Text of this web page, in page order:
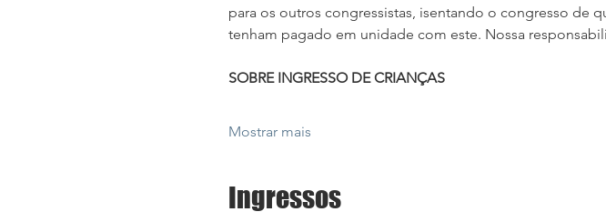
para os outros congressistas, isentando o congresso de
tenham pagado em unidade com este. Nossa
SOBRE INGRESSO DE CRIANÇAS
Mostrar mais
Ingressos